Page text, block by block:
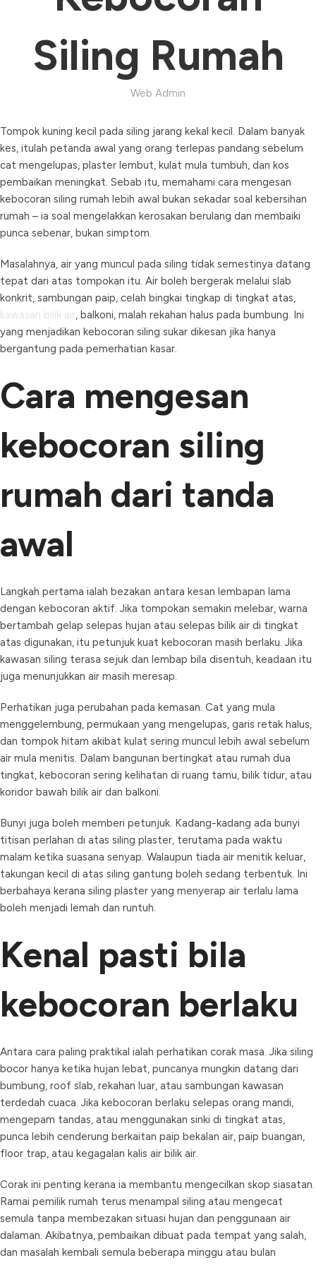
Siling Rumah
Web Admin
Tompok kuning kecil pada siling jarang kekal kecil. Dalam banyak
kes, itulah petanda awal yang orang terlepas pandang sebelum
cat mengelupas, plaster lembut, kulat mula tumbuh, dan kos
pembaikan meningkat. Sebab itu, memahami cara mengesan
kebocoran siling rumah lebih awal bukan sekadar soal kebersihan
rumah – ia soal mengelakkan kerosakan berulang dan membaiki
punca sebenar, bukan simptom.
Masalahnya, air yang muncul pada siling tidak semestinya datang
tepat dari atas tompokan itu. Air boleh bergerak melalui slab
konkrit, sambungan paip, celah bingkai tingkap di tingkat atas,
kawasan bilik air, balkoni, malah rekahan halus pada bumbung. Ini
yang menjadikan kebocoran siling sukar dikesan jika hanya
bergantung pada pemerhatian kasar.
Cara mengesan
kebocoran siling
rumah dari tanda
awal
Langkah pertama ialah bezakan antara kesan lembapan lama
dengan kebocoran aktif. Jika tompokan semakin melebar, warna
bertambah gelap selepas hujan atau selepas bilik air di tingkat
atas digunakan, itu petunjuk kuat kebocoran masih berlaku. Jika
kawasan siling terasa sejuk dan lembap bila disentuh, keadaan itu
juga menunjukkan air masih meresap.
Perhatikan juga perubahan pada kemasan. Cat yang mula
menggelembung, permukaan yang mengelupas, garis retak halus,
dan tompok hitam akibat kulat sering muncul lebih awal sebelum
air mula menitis. Dalam bangunan bertingkat atau rumah dua
tingkat, kebocoran sering kelihatan di ruang tamu, bilik tidur, atau
koridor bawah bilik air dan balkoni.
Bunyi juga boleh memberi petunjuk. Kadang-kadang ada bunyi
titisan perlahan di atas siling plaster, terutama pada waktu
malam ketika suasana senyap. Walaupun tiada air menitik keluar,
takungan kecil di atas siling gantung boleh sedang terbentuk. Ini
berbahaya kerana siling plaster yang menyerap air terlalu lama
boleh menjadi lemah dan runtuh.
Kenal pasti bila
kebocoran berlaku
Antara cara paling praktikal ialah perhatikan corak masa. Jika siling
bocor hanya ketika hujan lebat, puncanya mungkin datang dari
bumbung, roof slab, rekahan luar, atau sambungan kawasan
terdedah cuaca. Jika kebocoran berlaku selepas orang mandi,
mengepam tandas, atau menggunakan sinki di tingkat atas,
punca lebih cenderung berkaitan paip bekalan air, paip buangan,
floor trap, atau kegagalan kalis air bilik air.
Corak ini penting kerana ia membantu mengecilkan skop siasatan.
Ramai pemilik rumah terus menampal siling atau mengecat
semula tanpa membezakan situasi hujan dan penggunaan air
dalaman. Akibatnya, pembaikan dibuat pada tempat yang salah,
dan masalah kembali semula beberapa minggu atau bulan